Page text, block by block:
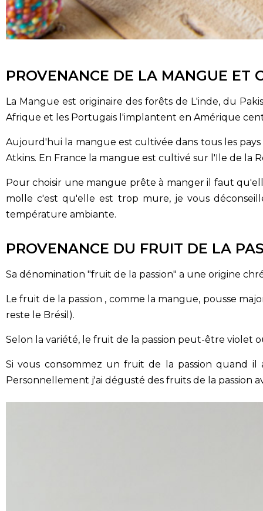
PROVENANCE DE LA MANGUE ET
La Mangue est originaire des forêts de L'inde, du
Afrique et les Portugais l'implantent en Amérique
Aujourd'hui la mangue est cultivée dans tous les
Atkins. En France la mangue est cultivé sur l'Ile de la
Pour choisir une mangue prête à manger il faut
molle c'est qu'elle est trop mure, je vous
température ambiante.
PROVENANCE DU FRUIT DE LA
Sa dénomination "fruit de la passion" a une origine
Le fruit de la passion , comme la mangue, pousse
reste le Brésil).
Selon la variété, le fruit de la passion peut-être violet
Si vous consommez un fruit de la passion quand
Personnellement j'ai dégusté des fruits de la passion